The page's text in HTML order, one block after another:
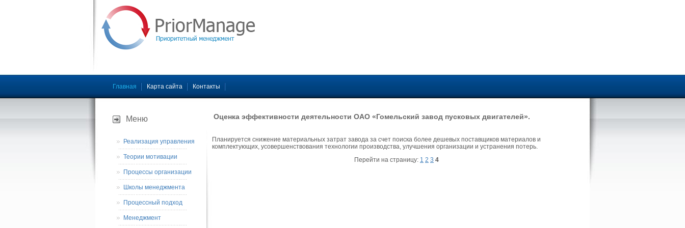
Главная Карта сайта Контакты
Оценка эффективности деятельности ОАО «Гомельский завод пусковых двигателей».
Планируется снижение материальных затрат завода за счет поиска более дешевых поставщиков материалов и
комплектующих, усовершенствования технологии производства, улучшения организации и устранения потерь.
Перейти на страницу: 1 2 3 4
Меню
Реализация управления
Теории мотивации
Процессы организации
Школы менеджмента
Процессный подход
Менеджмент